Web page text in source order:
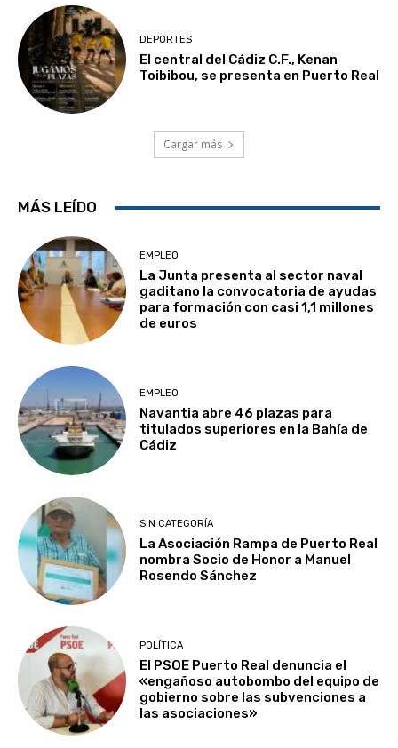
DEPORTES
El central del Cádiz C.F., Kenan
Toibibou, se presenta en Puerto Real
Cargar más
MÁS LEÍDO
EMPLEO
La Junta presenta al sector naval
gaditano la convocatoria de ayudas
para formación con casi 1,1 millones
de euros
EMPLEO
Navantia abre 46 plazas para
titulados superiores en la Bahía de
Cádiz
SIN CATEGORÍA
La Asociación Rampa de Puerto Real
nombra Socio de Honor a Manuel
Rosendo Sánchez
POLÍTICA
El PSOE Puerto Real denuncia el
«engañoso autobombo del equipo de
gobierno sobre las subvenciones a
las asociaciones»